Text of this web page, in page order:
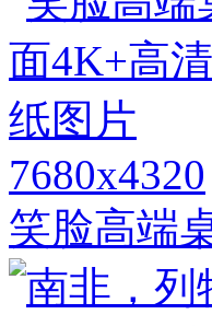
7680x4320
笑脸高端